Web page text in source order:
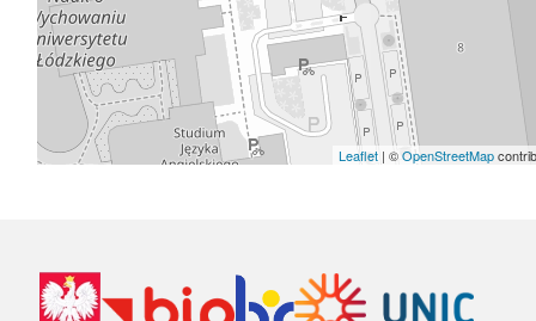
Leaflet | ©OpenStreetMap